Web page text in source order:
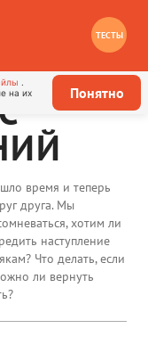
ТЕСТЫ
на их
Понятно
время и теперь
друга. Мы
хотим ли
наступление
Что делать, если
ли вернуть